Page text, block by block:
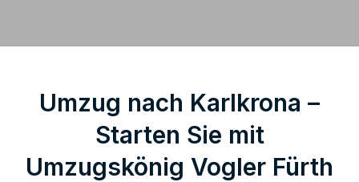
Umzug nach Karlkrona –
Starten Sie mit
Umzugskönig Vogler Fürth